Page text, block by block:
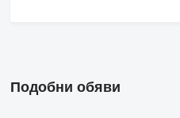
Подобни обяви